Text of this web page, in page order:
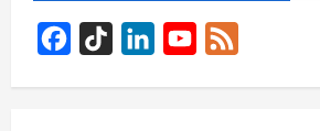
v
i
Facebook
TikTok LinkedInYouTube